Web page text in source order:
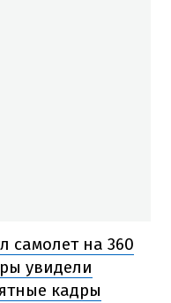
самолет на 360
увидели
кадры